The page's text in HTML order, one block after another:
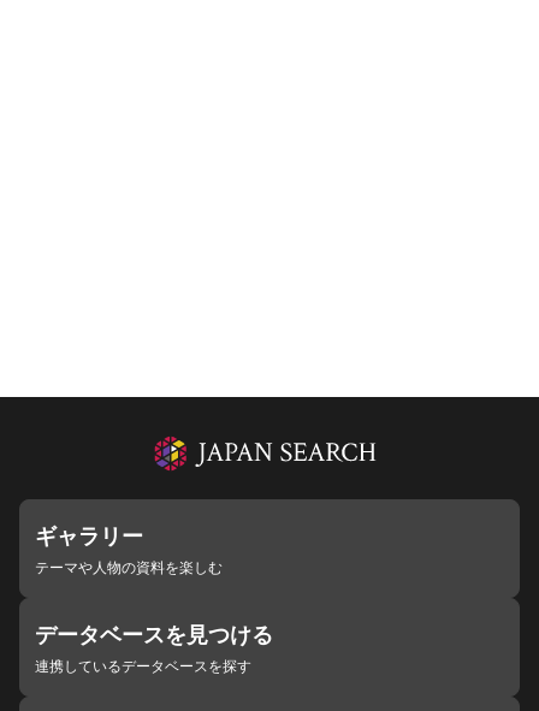
ギャラリー
テーマや人物の資料を楽しむ
データベースを見つける
連携しているデータベースを探す